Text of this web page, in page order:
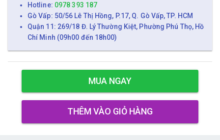
Hotline: 0978 393 187
Gò Vấp: 50/56 Lê Thị Hồng, P.17, Q. Gò Vấp, TP. HCM
Quận 11: 269/18 Đ. Lý Thường Kiệt, Phường Phú Thọ, Hồ
Chí Minh (09h00 đến 18h00)
MUA NGAY
THÊM VÀO GIỎ HÀNG